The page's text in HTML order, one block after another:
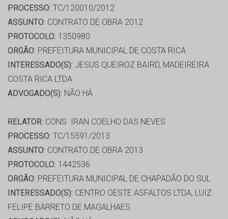
PROCESSO: TC/120010/2012
ASSUNTO: CONTRATO DE OBRA 2012
PROTOCOLO: 1350980
ORGÃO: PREFEITURA MUNICIPAL DE COSTA RICA
INTERESSADO(S): JESUS QUEIROZ BAIRD, MADEIREIRA
COSTA RICA LTDA
ADVOGADO(S): NÃO HÁ
RELATOR: CONS. IRAN COELHO DAS NEVES
PROCESSO: TC/15591/2013
ASSUNTO: CONTRATO DE OBRA 2013
PROTOCOLO: 1442536
ORGÃO: PREFEITURA MUNICIPAL DE CHAPADÃO DO SUL
INTERESSADO(S): CENTRO OESTE ASFALTOS LTDA, LUIZ
FELIPE BARRETO DE MAGALHAES